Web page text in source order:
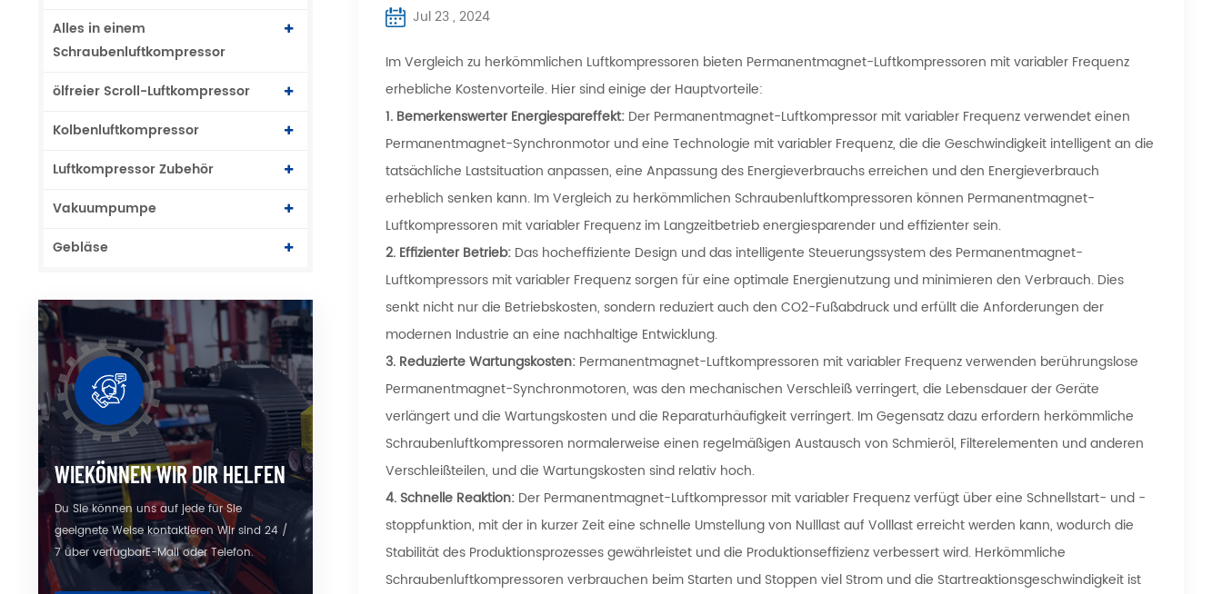
Alles in einem
Schraubenluftkompressor
ölfreier Scroll-Luftkompressor
Kolbenluftkompressor
Luftkompressor Zubehör
Vakuumpumpe
Gebläse
WIEKÖNNEN WIR DIR HELFEN
Du Sie können uns auf jede für Sie
geeignete Weise kontaktieren Wir sind 24 /
7 über verfügbarE-Mail oder Telefon.
Jul 23 , 2024
Im Vergleich zu herkömmlichen Luftkompressoren bieten Permanentmagnet-Luftkompressoren mit variabler Frequenz
erhebliche Kostenvorteile. Hier sind einige der Hauptvorteile:
1. Bemerkenswerter Energiespareffekt: Der Permanentmagnet-Luftkompressor mit variabler Frequenz verwendet einen
Permanentmagnet-Synchronmotor und eine Technologie mit variabler Frequenz, die die Geschwindigkeit intelligent an die
tatsächliche Lastsituation anpassen, eine Anpassung des Energieverbrauchs erreichen und den Energieverbrauch
erheblich senken kann. Im Vergleich zu herkömmlichen Schraubenluftkompressoren können Permanentmagnet-
Luftkompressoren mit variabler Frequenz im Langzeitbetrieb energiesparender und effizienter sein.
2. Effizienter Betrieb: Das hocheffiziente Design und das intelligente Steuerungssystem des Permanentmagnet-
Luftkompressors mit variabler Frequenz sorgen für eine optimale Energienutzung und minimieren den Verbrauch. Dies
senkt nicht nur die Betriebskosten, sondern reduziert auch den CO2-Fußabdruck und erfüllt die Anforderungen der
modernen Industrie an eine nachhaltige Entwicklung.
3. Reduzierte Wartungskosten: Permanentmagnet-Luftkompressoren mit variabler Frequenz verwenden berührungslose
Permanentmagnet-Synchronmotoren, was den mechanischen Verschleiß verringert, die Lebensdauer der Geräte
verlängert und die Wartungskosten und die Reparaturhäufigkeit verringert. Im Gegensatz dazu erfordern herkömmliche
Schraubenluftkompressoren normalerweise einen regelmäßigen Austausch von Schmieröl, Filterelementen und anderen
Verschleißteilen, und die Wartungskosten sind relativ hoch.
4. Schnelle Reaktion: Der Permanentmagnet-Luftkompressor mit variabler Frequenz verfügt über eine Schnellstart- und -
stoppfunktion, mit der in kurzer Zeit eine schnelle Umstellung von Nulllast auf Volllast erreicht werden kann, wodurch die
Stabilität des Produktionsprozesses gewährleistet und die Produktionseffizienz verbessert wird. Herkömmliche
Schraubenluftkompressoren verbrauchen beim Starten und Stoppen viel Strom und die Startreaktionsgeschwindigkeit ist